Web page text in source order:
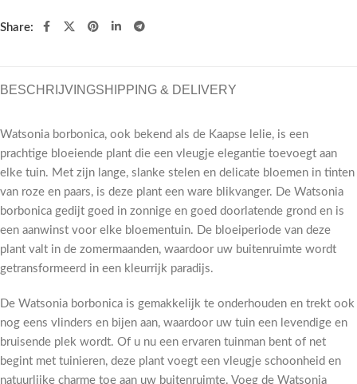
Share:
BESCHRIJVINGSHIPPING & DELIVERY
Watsonia borbonica, ook bekend als de Kaapse lelie, is een
prachtige bloeiende plant die een vleugje elegantie toevoegt aan
elke tuin. Met zijn lange, slanke stelen en delicate bloemen in tinten
van roze en paars, is deze plant een ware blikvanger. De Watsonia
borbonica gedijt goed in zonnige en goed doorlatende grond en is
een aanwinst voor elke bloementuin. De bloeiperiode van deze
plant valt in de zomermaanden, waardoor uw buitenruimte wordt
getransformeerd in een kleurrijk paradijs.
De Watsonia borbonica is gemakkelijk te onderhouden en trekt ook
nog eens vlinders en bijen aan, waardoor uw tuin een levendige en
bruisende plek wordt. Of u nu een ervaren tuinman bent of net
begint met tuinieren, deze plant voegt een vleugje schoonheid en
natuurlijke charme toe aan uw buitenruimte. Voeg de Watsonia